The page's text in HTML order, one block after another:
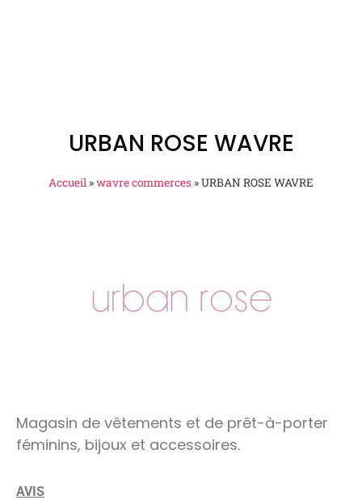
URBAN ROSE WAVRE
Accueil »wavre commerces »URBAN ROSE WAVRE
Magasin de vêtements et de prêt-à-porter
féminins, bijoux et accessoires.
AVIS